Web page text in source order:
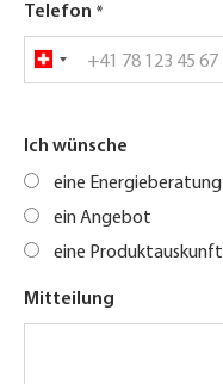
Telefon
Ich wünsche
eine Energieberatung
ein Angebot
eine Produktauskunft
Mitteilung